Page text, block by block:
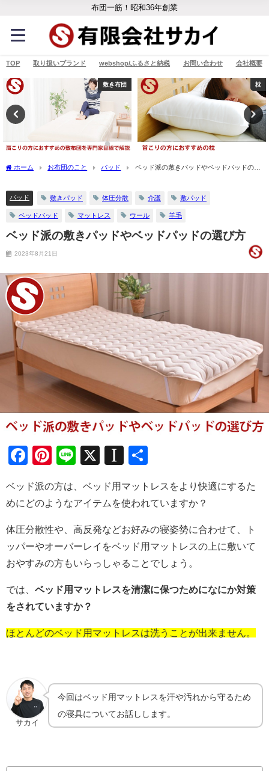
布団一筋！昭和36年創業
TOP 取り扱いブランド webshop/ふるさと納税 お問い合わせ 会社概要
敷き布団 枕
ホーム お布団のこと パッド
ベッド派の敷きパッドやベッドパッドの選
パッド 敷きパッド 体圧分散 介護 敷パッド
ベッドパッド マットレス ウール 羊毛
ベッド派の敷きパッドやベッドパッドの選び方
2023年8月21日
Facebook
Pinterest
Line
X Instapaper
ベッド派の方は、ベッド用マットレスをより快適にするた
めにどのようなアイテムを使われていますか？
体圧分散性や、高反発などお好みの寝姿勢に合わせて、ト
ッパーやオーバーレイをベッド用マットレスの上に敷いて
おやすみの方もいらっしゃることでしょう。
では、 ベッド用マットレスを清潔に保つためになにか対策
をされていますか？
ほとんどのベッド用マットレスは洗うことが出来ません。
サカイ
今回はベッド用マットレスを汗や汚れから守るため
の寝具についてお話しします。